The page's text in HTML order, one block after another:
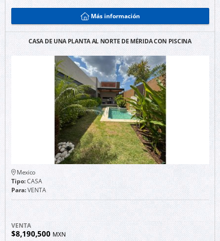
Más información
CASA DE UNA PLANTA AL NORTE DE MÉRIDA CON PISCINA
Mexico
Tipo:CASA
Para:VENTA
VENTA
$8,190,500MXN